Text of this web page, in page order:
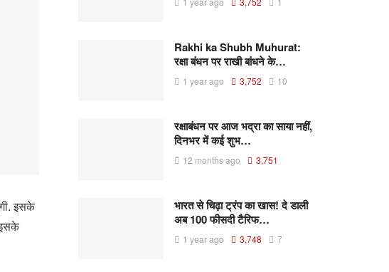
इसके
Rakhi ka Shubh Muhurat:
रक्षा बंधन पर राखी बांधने के…
1 year ago 3,752 10
रक्षाबंधन पर आज भद्रा का साया नहीं,
दिनभर में कई शुभ…
12 months ago 3,751
भारत से चिढ़ा ट्रंप का खास! दे डाली
अब 100 फीसदी टैरिफ…
1 year ago 3,748 7